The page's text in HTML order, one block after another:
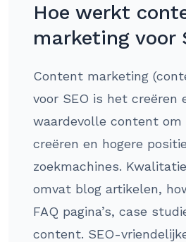
Hoe werkt
marketing voor
Content marketing
voor SEO is het creëren
waardevolle content om
creëren en hogere
zoekmachines.
omvat blog artikelen,
FAQ pagina’s, case
content. SEO-